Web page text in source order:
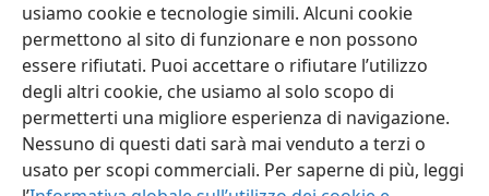
usiamo cookie e tecnologie simili. Alcuni cookie
permettono al sito di funzionare e non possono
essere rifiutati. Puoi accettare o rifiutare l’utilizzo
degli altri cookie, che usiamo al solo scopo di
permetterti una migliore esperienza di navigazione.
Nessuno di questi dati sarà mai venduto a terzi o
usato per scopi commerciali. Per saperne di più, leggi
Italiano Impostazioni
Copyright © 2026 Watch Tower Bible and Tract Society of Pennsylvania
Condizioni d’uso Informativa sulla privacy
Impostazioni privacy
JW.ORG
Accedi